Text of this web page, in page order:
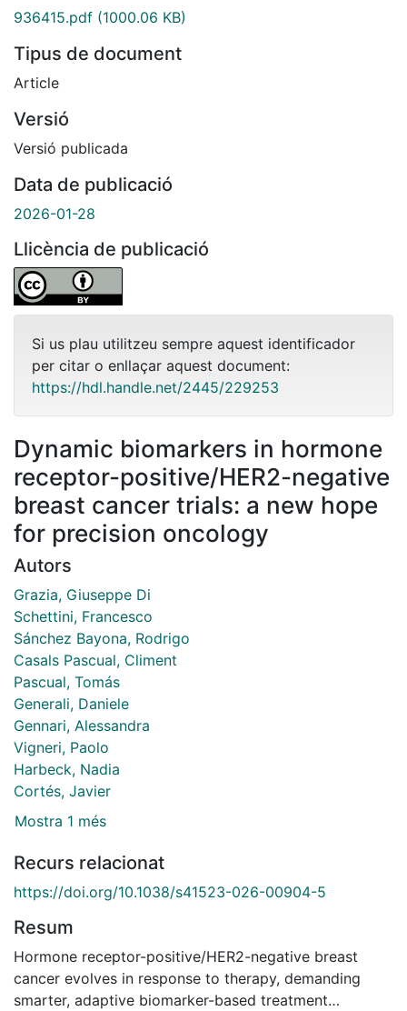
936415.pdf (1000.06 KB)
Tipus de document
Article
Versió
Versió publicada
Data de publicació
2026-01-28
Llicència de publicació
Si us plau utilitzeu sempre aquest identificador
per citar o enllaçar aquest document:
https://hdl.handle.net/2445/229253
Dynamic biomarkers in hormone
receptor-positive/HER2-negative
breast cancer trials: a new hope
for precision oncology
Autors
Grazia, Giuseppe Di
Schettini, Francesco
Sánchez Bayona, Rodrigo
Casals Pascual, Climent
Pascual, Tomás
Generali, Daniele
Gennari, Alessandra
Vigneri, Paolo
Harbeck, Nadia
Cortés, Javier
Mostra 1 més
Recurs relacionat
https://doi.org/10.1038/s41523-026-00904-5
Resum
Hormone receptor-positive/HER2-negative breast
cancer evolves in response to therapy, demanding
smarter, adaptive biomarker-based treatment